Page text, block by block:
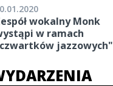
wokalny Monk
w ramach
jazzowych"